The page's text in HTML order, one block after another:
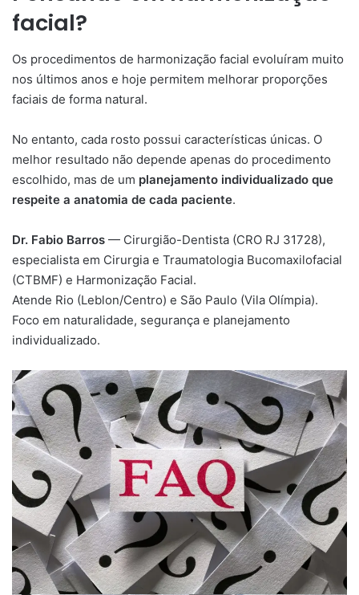
facial?
Os procedimentos de harmonização facial evoluíram muito
nos últimos anos e hoje permitem melhorar proporções
faciais de forma natural.
No entanto, cada rosto possui características únicas. O
melhor resultado não depende apenas do procedimento
escolhido, mas de um planejamento individualizado que
respeite a anatomia de cada paciente.
Dr. Fabio Barros — Cirurgião-Dentista (CRO RJ 31728),
especialista em Cirurgia e Traumatologia Bucomaxilofacial
(CTBMF) e Harmonização Facial.
Atende Rio (Leblon/Centro) e São Paulo (Vila Olímpia).
Foco em naturalidade, segurança e planejamento
individualizado.